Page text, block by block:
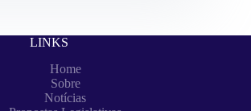
LINKS
Home
Sobre
Notícias